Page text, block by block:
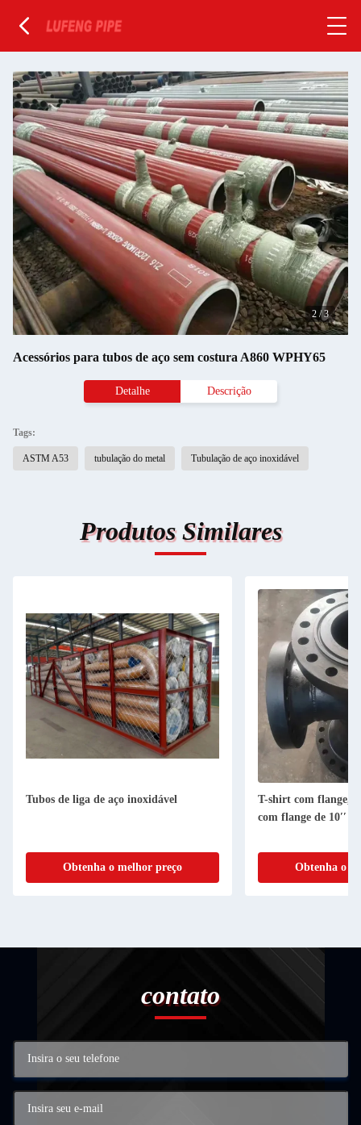
2 /3
Acessórios para tubos de aço sem costura A860 WPHY65
Detalhe Descrição
Tags:
ASTM A53 tubulação do metal Tubulação de aço inoxidável
Produtos Similares
Tubos de liga de aço inoxidável
Obtenha o melhor preço
T-shirt com flange,
com flange de 10′′
Obtenha o
contato